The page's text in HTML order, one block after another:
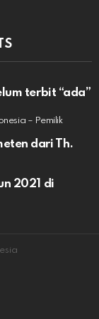
terbit “ada”
– Pemilik
dari Th.
2021 di